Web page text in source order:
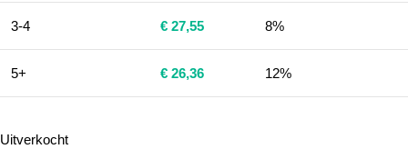
3-4 € 27,55 8%
5+ € 26,36 12%
Uitverkocht